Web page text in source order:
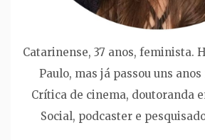
Catarinense, 37 anos, feminista.
Paulo, mas já passou uns
Crítica de cinema, doutoranda
Social, podcaster e